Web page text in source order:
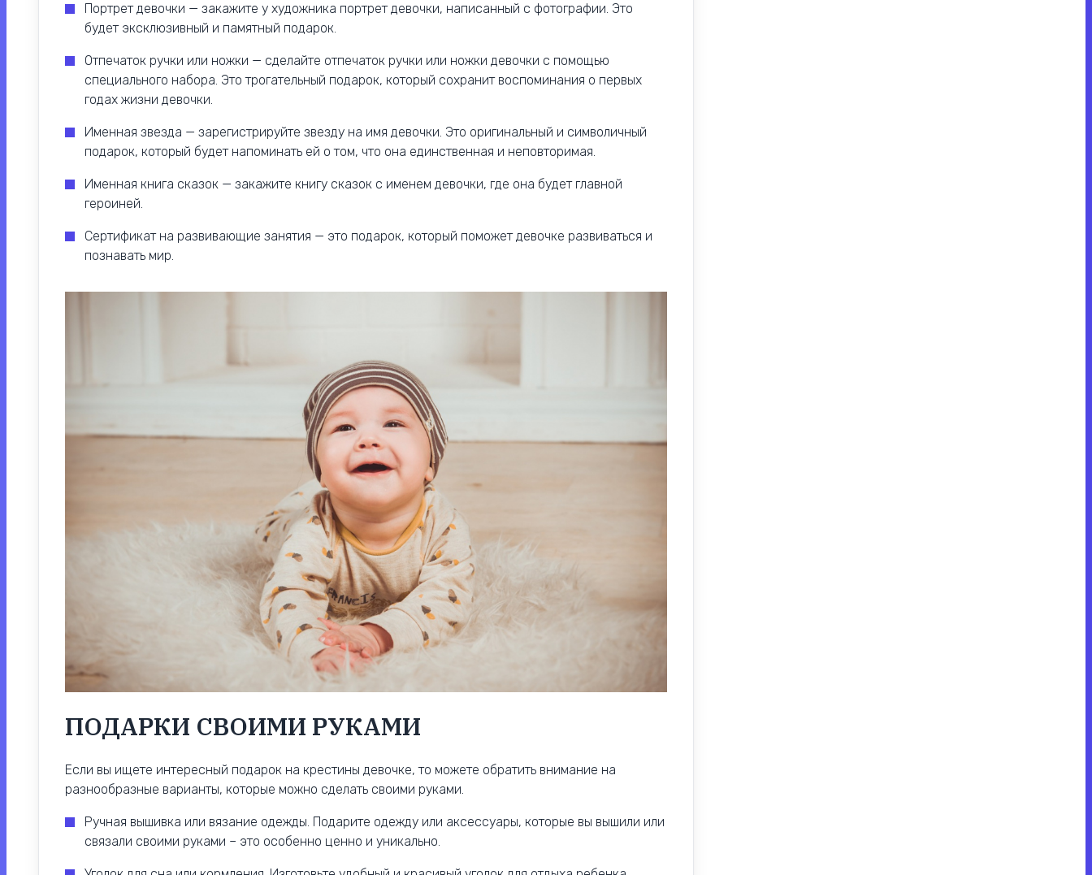
Портрет девочки — закажите у художника портрет девочки, написанный с фотографии. Это
будет эксклюзивный и памятный подарок.
Отпечаток ручки или ножки — сделайте отпечаток ручки или ножки девочки с помощью
специального набора. Это трогательный подарок, который сохранит воспоминания о первых
годах жизни девочки.
Именная звезда — зарегистрируйте звезду на имя девочки. Это оригинальный и символичный
подарок, который будет напоминать ей о том, что она единственная и неповторимая.
Именная книга сказок — закажите книгу сказок с именем девочки, где она будет главной
героиней.
Сертификат на развивающие занятия — это подарок, который поможет девочке развиваться и
познавать мир.
ПОДАРКИ СВОИМИ РУКАМИ
Если вы ищете интересный подарок на крестины девочке, то можете обратить внимание на
разнообразные варианты, которые можно сделать своими руками.
Ручная вышивка или вязание одежды. Подарите одежду или аксессуары, которые вы вышили или
связали своими руками – это особенно ценно и уникально.